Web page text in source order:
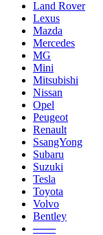
Land Rover
Lexus
Mazda
Mercedes
MG
Mini
Mitsubishi
Nissan
Opel
Peugeot
Renault
SsangYong
Subaru
Suzuki
Tesla
Toyota
Volvo
Bentley
───